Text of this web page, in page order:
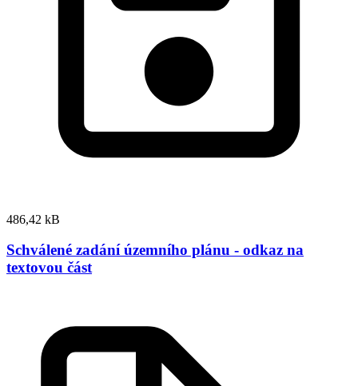
486,42 kB
Schválené zadání územního plánu - odkaz na
textovou část